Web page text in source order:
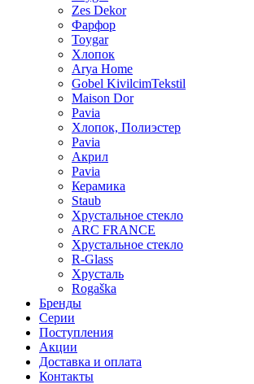
Zes Dekor
Фарфор
Toygar
Хлопок
Arya Home
Gobel KivilcimTekstil
Maison Dor
Pavia
Хлопок, Полиэстер
Pavia
Акрил
Pavia
Керамика
Staub
Хрустальное стекло
ARC FRANCE
Хрустальное стекло
R-Glass
Хрусталь
Rogaška
Бренды
Серии
Поступления
Акции
Доставка и оплата
Контакты